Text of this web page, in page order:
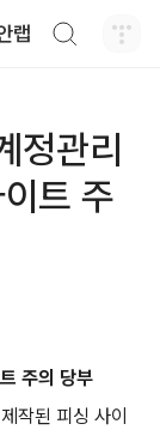
랩
정관리
트 주
주의 당부
작된 피싱 사이